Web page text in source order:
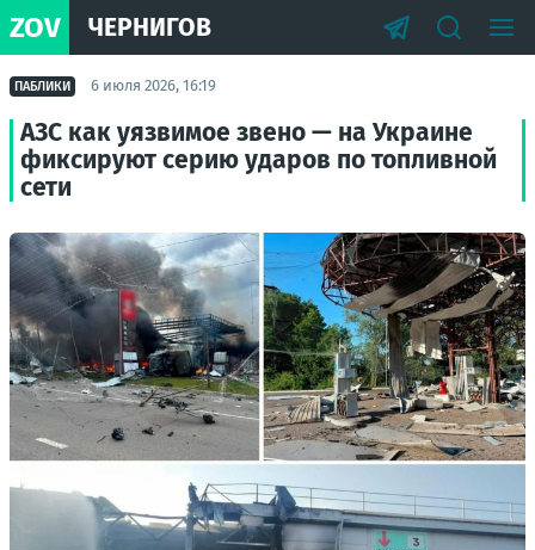
ZOV ЧЕРНИГОВ
ПАБЛИКИ 6 июля 2026, 16:19
АЗС как уязвимое звено — на Украине
фиксируют серию ударов по топливной
сети